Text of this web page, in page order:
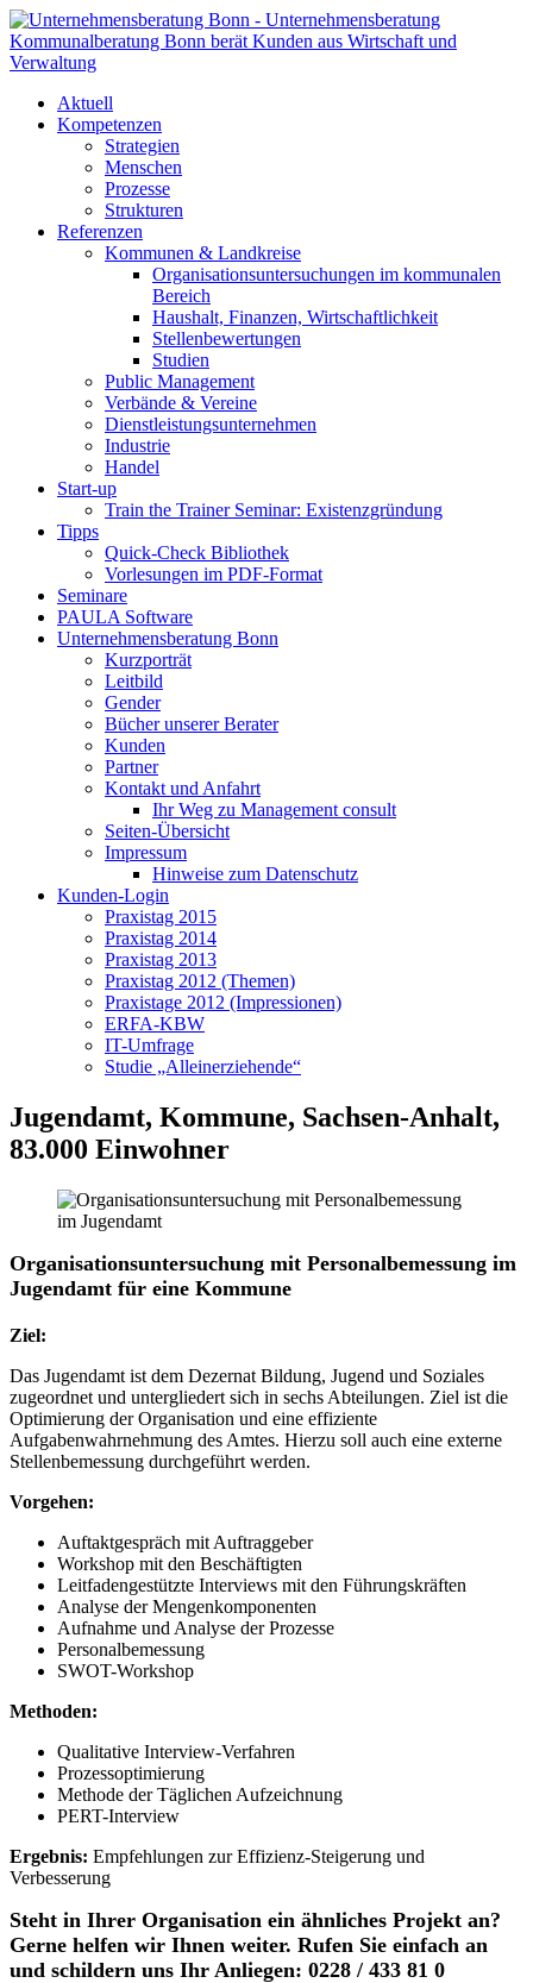
Aktuell
Kompetenzen
Strategien
Menschen
Prozesse
Strukturen
Referenzen
Kommunen & Landkreise
Organisationsuntersuchungen im kommunalen
Bereich
Haushalt, Finanzen, Wirtschaftlichkeit
Stellenbewertungen
Studien
Public Management
Verbände & Vereine
Dienstleistungsunternehmen
Industrie
Handel
Start-up
Train the Trainer Seminar: Existenzgründung
Tipps
Quick-Check Bibliothek
Vorlesungen im PDF-Format
Seminare
PAULA Software
Unternehmensberatung Bonn
Kurzporträt
Leitbild
Gender
Bücher unserer Berater
Kunden
Partner
Kontakt und Anfahrt
Ihr Weg zu Management consult
Seiten-Übersicht
Impressum
Hinweise zum Datenschutz
Kunden-Login
Praxistag 2015
Praxistag 2014
Praxistag 2013
Praxistag 2012 (Themen)
Praxistage 2012 (Impressionen)
ERFA-KBW
IT-Umfrage
Studie „Alleinerziehende“
Jugendamt, Kommune, Sachsen-Anhalt,
83.000 Einwohner
Organisationsuntersuchung mit Personalbemessung im
Jugendamt für eine Kommune
Ziel:
Das Jugendamt ist dem Dezernat Bildung, Jugend und Soziales
zugeordnet und untergliedert sich in sechs Abteilungen. Ziel ist die
Optimierung der Organisation und eine effiziente
Aufgabenwahrnehmung des Amtes. Hierzu soll auch eine externe
Stellenbemessung durchgeführt werden.
Vorgehen:
Auftaktgespräch mit Auftraggeber
Workshop mit den Beschäftigten
Leitfadengestützte Interviews mit den Führungskräften
Analyse der Mengenkomponenten
Aufnahme und Analyse der Prozesse
Personalbemessung
SWOT-Workshop
Methoden:
Qualitative Interview-Verfahren
Prozessoptimierung
Methode der Täglichen Aufzeichnung
PERT-Interview
Ergebnis: Empfehlungen zur Effizienz-Steigerung und
Verbesserung
Steht in Ihrer Organisation ein ähnliches Projekt an?
Gerne helfen wir Ihnen weiter. Rufen Sie einfach an
und schildern uns Ihr Anliegen: 0228 / 433 81 0